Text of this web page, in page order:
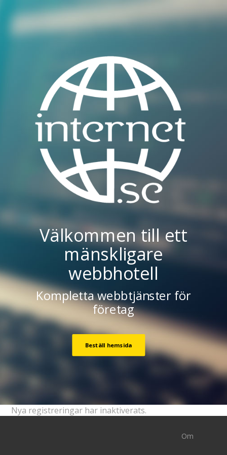
Välkommen till ett
mänskligare
webbhotell
Kompletta webbtjänster för
företag
Beställ hemsida
Nya registreringar har inaktiverats.
Om